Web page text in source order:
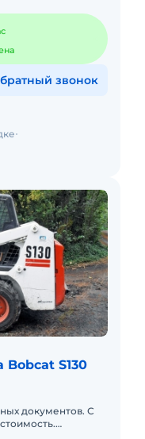
звонок
S130
документов. С